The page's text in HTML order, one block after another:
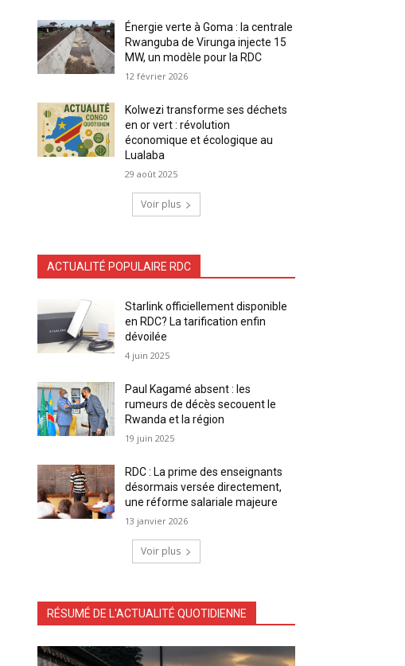
Énergie verte à Goma : la centrale
Rwanguba de Virunga injecte 15
MW, un modèle pour la RDC
12 février 2026
Kolwezi transforme ses déchets
en or vert : révolution
économique et écologique au
Lualaba
29 août 2025
Voir plus
ACTUALITÉ POPULAIRE RDC
Starlink officiellement disponible
en RDC? La tarification enfin
dévoilée
4 juin 2025
Paul Kagamé absent : les
rumeurs de décès secouent le
Rwanda et la région
19 juin 2025
RDC : La prime des enseignants
désormais versée directement,
une réforme salariale majeure
13 janvier 2026
Voir plus
RÉSUMÉ DE L'ACTUALITÉ QUOTIDIENNE